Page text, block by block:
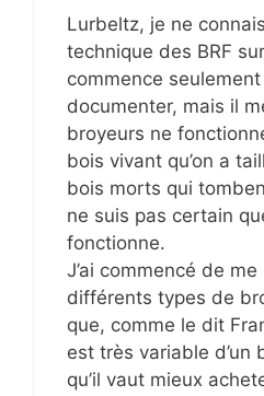
Lurbeltz, je ne
technique des BRF
commence
documenter, mais il
broyeurs ne
bois vivant qu’on a
bois morts qui
ne suis pas certain
fonctionne.
J’ai commencé de
différents types de
que, comme le dit
est très variable d’un
qu’il vaut mieux